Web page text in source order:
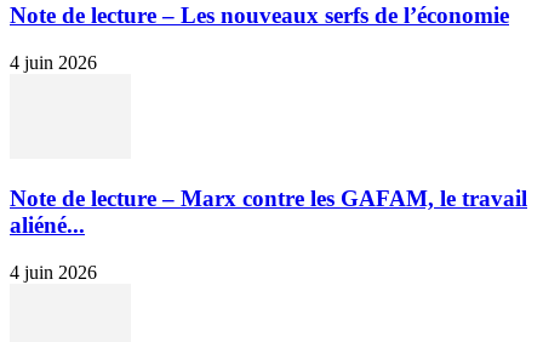
Note de lecture – Les nouveaux serfs de l’économie
4 juin 2026
Note de lecture – Marx contre les GAFAM, le travail
aliéné...
4 juin 2026